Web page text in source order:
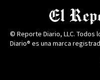
© Reporte Diario, LLC. Todos
Diario® es una marca